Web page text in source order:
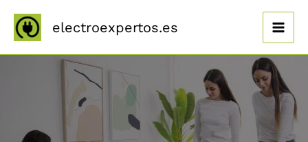
contenido
electroexpertos.es